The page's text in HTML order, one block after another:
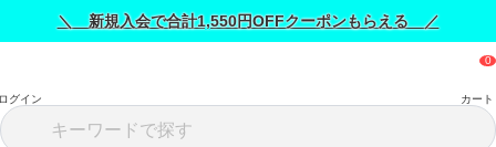
＼ 新規入会で合計1,550円OFFクーポンもらえる ／
グイン カート